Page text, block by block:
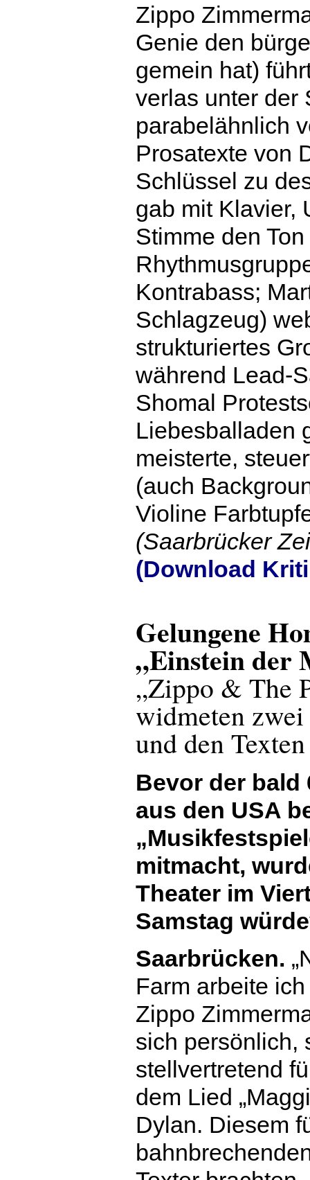
Zippo
Genie den
gemein hat)
verlas unter der
parabelähnlich
Prosatexte von
Schlüssel zu
gab mit Klavier,
Stimme den
Kontrabass;
Schlagzeug)
strukturiertes
während Lead-
Shomal
Liebesballaden
meisterte,
(auch
Violine
(Saarbrücker
(Download
Gelungene
„Einstein der
„Zippo & The
widmeten
und den
Bevor der bald
aus den USA
mitmacht,
Theater im
Samstag
Saarbrücken.
Farm arbeite
Zippo
sich persönlich,
stellvertretend
dem Lied
Dylan. Diesem